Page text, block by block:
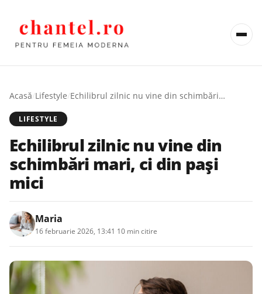
Acasă/Lifestyle/ Echilibrul zilnic nu vine din schimbări mari, ci din pași mici
LIFESTYLE
Echilibrul zilnic nu vine din
schimbări mari, ci din pași
mici
Maria
16 februarie 2026, 13:41 10 min citire